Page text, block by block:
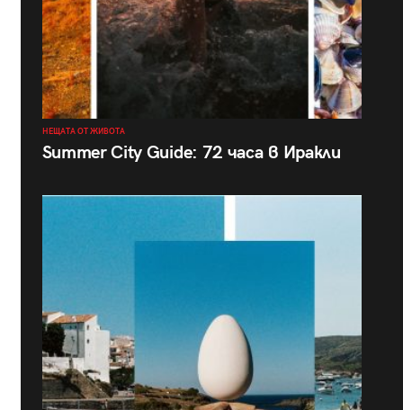
НЕЩАТА ОТ ЖИВОТА
Summer City Guide: 72 часа в Иракли